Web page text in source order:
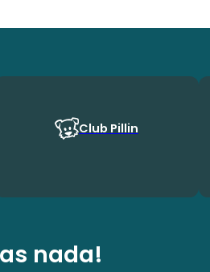
Club Pillin
nada!